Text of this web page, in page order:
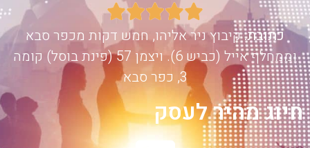





כתובת:קיבוץ ניר אליהו, חמש דקות מכפר סבא
וממחלף אייל (כביש 6). ויצמן 57 (פינת בוסל) קומה
3, כפר סבא
חיוג מהיר לעסק